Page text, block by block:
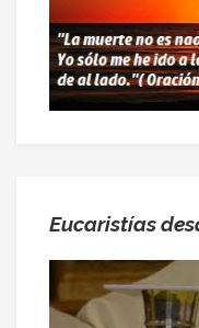
Eucaristías